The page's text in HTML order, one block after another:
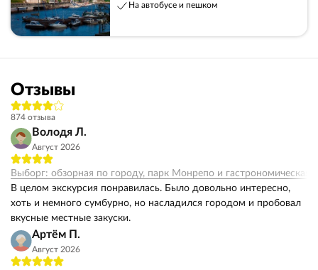
На автобусе и пешком
Отзывы
874 отзыва
Володя Л.
Август 2026
Выборг: обзорная по городу, парк Монрепо и гастрономическая
В целом экскурсия понравилась. Было довольно интересно,
хоть и немного сумбурно, но насладился городом и пробовал
вкусные местные закуски.
Артём П.
Август 2026